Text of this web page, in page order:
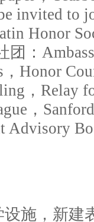
invited to
Honor
团：
Honor
，Relay
，
Advisory
施，新建